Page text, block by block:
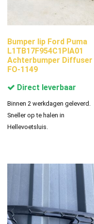
Bumper lip Ford Puma
L1TB17F954C1PIA01
Achterbumper Diffuser
FO-1149
Direct leverbaar
Binnen 2 werkdagen geleverd.
Sneller op te halen in
Hellevoetsluis.